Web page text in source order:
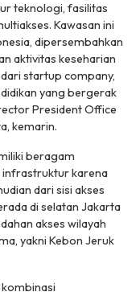
teknologi, fasilitas
Kawasan ini
dipersembahkan
aktivitas keseharian
startup company,
yang bergerak
President Office
kemarin.
beragam
infrastruktur karena
dari sisi akses
di selatan Jakarta
akses wilayah
yakni Kebon Jeruk
kombinasi